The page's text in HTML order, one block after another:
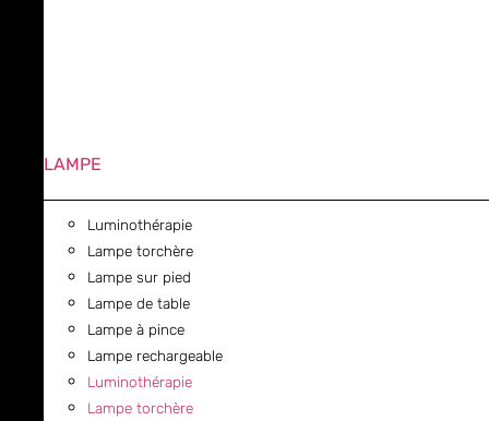
LAMPE
Luminothérapie
Lampe torchère
Lampe sur pied
Lampe de table
Lampe à pince
Lampe rechargeable
Luminothérapie
Lampe torchère